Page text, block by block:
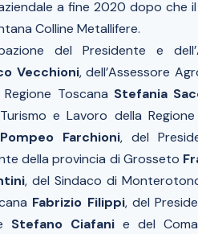
a fine 2020 dopo che
Colline Metallifere.
del Presidente e
Vecchioni, dell’Assessore
Toscana Stefania
e Lavoro della
Pompeo Farchioni, del
della provincia di Grosseto
, del Sindaco di
Fabrizio Filippi, del
Stefano Ciafanie del